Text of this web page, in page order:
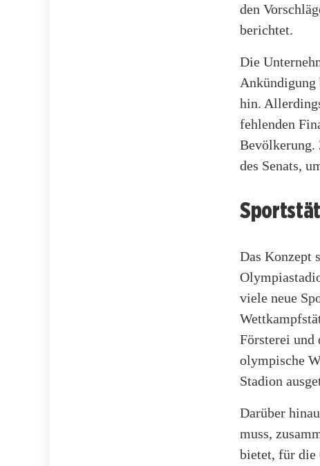
den
berichtet.
Die
hin.
fehlenden
Bevölkerung.
des Senats,
Das Konzept
viele neue
Försterei und
olympische
Stadion
Darüber
muss,
bietet, für die